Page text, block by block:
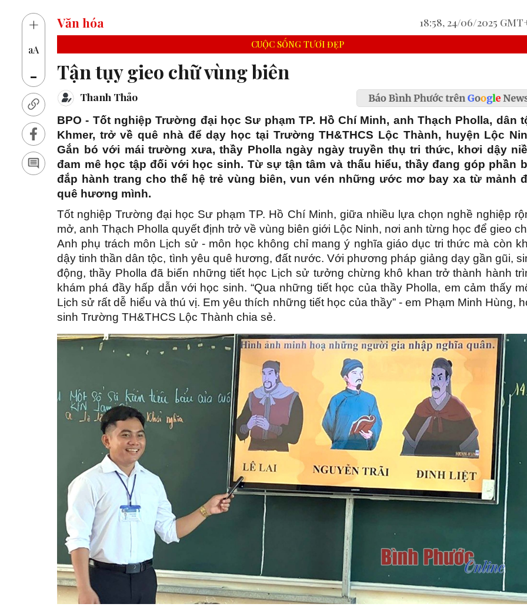
+
aA
-
Văn hóa 18:58, 24/06/2025
CUỘC SỐNG TƯƠI ĐẸP
Tận tụy gieo chữ vùng biên
Thanh Thảo
BPO - Tốt nghiệp Trường đại học Sư phạm TP. Hồ Chí Minh, anh Thạch Pholla, dân
Khmer, trở về quê nhà để dạy học tại Trường TH&THCS Lộc Thành, huyện Lộc
Gắn bó với mái trường xưa, thầy Pholla ngày ngày truyền thụ tri thức, khơi dậy
đam mê học tập đối với học sinh. Từ sự tận tâm và thấu hiểu, thầy đang góp phần
đắp hành trang cho thế hệ trẻ vùng biên, vun vén những ước mơ bay xa từ mảnh
quê hương mình.
Tốt nghiệp Trường đại học Sư phạm TP. Hồ Chí Minh, giữa nhiều lựa chọn nghề nghiệp
mở, anh Thạch Pholla quyết định trở về vùng biên giới Lộc Ninh, nơi anh từng học để gieo
Anh phụ trách môn Lịch sử - môn học không chỉ mang ý nghĩa giáo dục tri thức mà còn
dậy tinh thần dân tộc, tình yêu quê hương, đất nước. Với phương pháp giảng dạy gần gũi,
động, thầy Pholla đã biến những tiết học Lịch sử tưởng chừng khô khan trở thành hành
khám phá đầy hấp dẫn với học sinh. “Qua những tiết học của thầy Pholla, em cảm thấy
Lịch sử rất dễ hiểu và thú vị. Em yêu thích những tiết học của thầy” - em Phạm Minh Hùng,
sinh Trường TH&THCS Lộc Thành chia sẻ.